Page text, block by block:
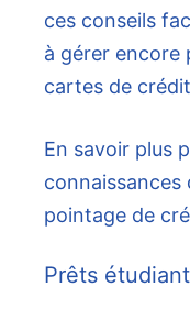
ces conseils
à gérer encore
cartes de
En savoir plus
pointage de
Prêts